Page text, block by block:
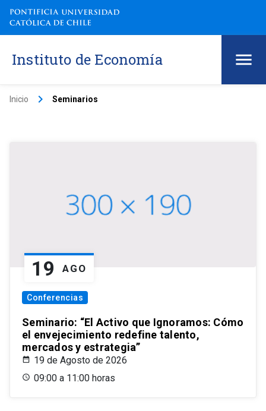
Instituto de Economía
Inicio keyboard_arrow_right Seminarios
19 AGO
Conferencias
Seminario: “El Activo que Ignoramos: Cómo
el envejecimiento redefine talento,
mercados y estrategia”
19 de Agosto de 2026
09:00 a 11:00 horas